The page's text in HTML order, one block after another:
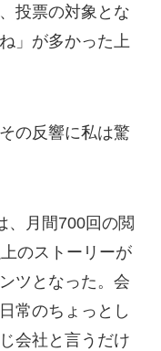
投票の対象とな
」が多かった上
の反響に私は驚
、月間700回の閲
のストーリーが
ツとなった。会
常のちょっとし
会社と言うだけ